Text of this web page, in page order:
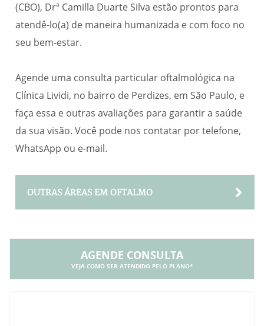
(CBO), Drª Camilla Duarte Silva estão prontos para
atendê-lo(a) de maneira humanizada e com foco no
seu bem-estar.
Agende uma consulta particular oftalmológica na
Clínica Lividi, no bairro de Perdizes, em São Paulo, e
faça essa e outras avaliações para garantir a saúde
da sua visão. Você pode nos contatar por telefone,
WhatsApp ou e-mail.
OUTRAS ÁREAS EM OFTALMO
AGENDE CONSULTA
VEJA COMO SER ATENDIDO PELO PLANO*